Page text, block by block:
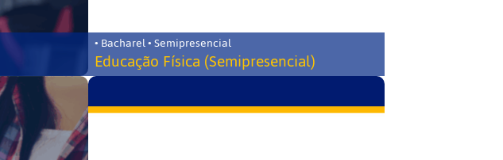
• Bacharel • Semipresencial
Educação Física (Semipresencial)